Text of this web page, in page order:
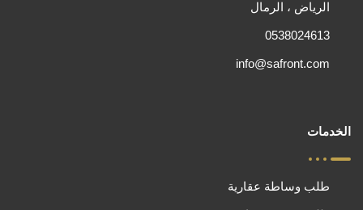
الرياض ، الرمال
0538024613
info@safront.com
الخدمات
طلب وساطة عقارية